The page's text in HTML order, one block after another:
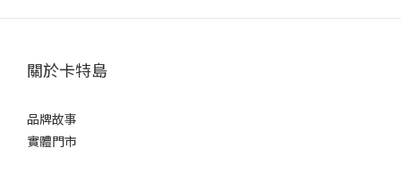
關於卡特島
品牌故事
實體門市